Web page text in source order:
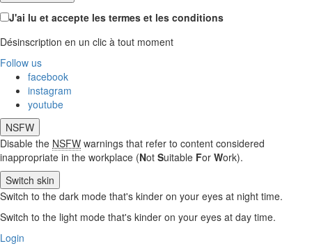
J'ai lu et accepte les termes et les conditions
Désinscription en un clic à tout moment
Follow us
facebook
instagram
youtube
NSFW
Disable the NSFW warnings that refer to content considered
inappropriate in the workplace (Not Suitable For Work).
Switch skin
Switch to the dark mode that's kinder on your eyes at night time.
Switch to the light mode that's kinder on your eyes at day time.
Login